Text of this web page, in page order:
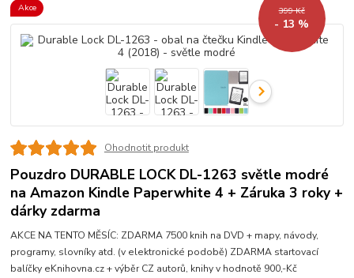
Akce 399 Kč
- 13 %
Ohodnotit produkt
Pouzdro DURABLE LOCK DL-1263 světle modré
na Amazon Kindle Paperwhite 4 + Záruka 3 roky +
dárky zdarma
AKCE NA TENTO MĚSÍC: ZDARMA 7500 knih na DVD + mapy, návody,
programy, slovníky atd. (v elektronické podobě) ZDARMA startovací
balíčky eKnihovna.cz + výběr CZ autorů, knihy v hodnotě 900,-Kč